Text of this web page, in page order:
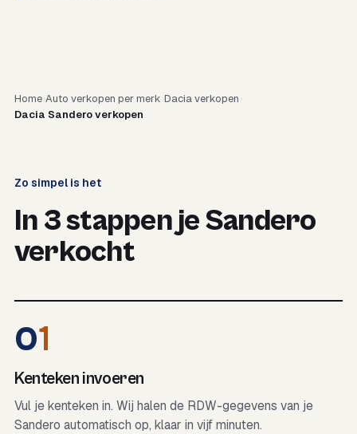
Home Auto verkopen per merk Dacia verkopen
Dacia Sandero verkopen
Zo simpel is het
In 3 stappen je Sandero
verkocht
01
Kenteken invoeren
Vul je kenteken in. Wij halen de RDW-gegevens van je
Sandero automatisch op, klaar in vijf minuten.